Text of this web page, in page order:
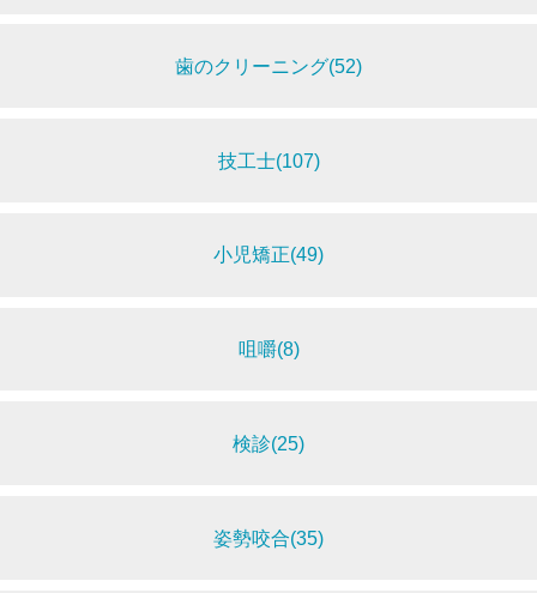
歯のクリーニング(52)
技工士(107)
小児矯正(49)
咀嚼(8)
検診(25)
姿勢咬合(35)